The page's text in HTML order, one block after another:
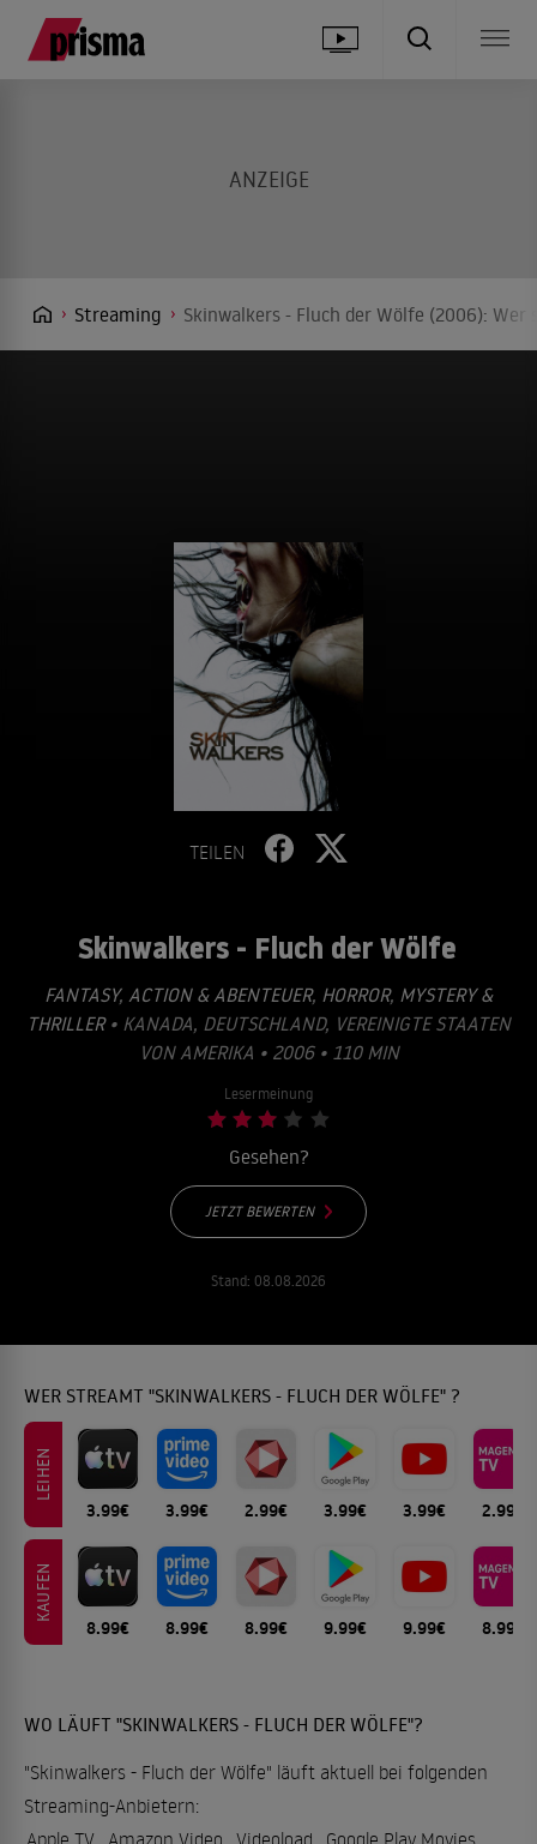
Streaming Skinwalkers - Fluch der Wölfe (2006):
TEILEN
Skinwalkers - Fluch der Wölfe
FANTASY, ACTION & ABENTEUER, HORROR, MYSTERY &
THRILLER• KANADA, DEUTSCHLAND, VEREINIGTE STAATEN
VON AMERIKA • 2006 • 110 MIN
Lesermeinung
Gesehen?
JETZT BEWERTEN
Stand: 08.08.2026
WER STREAMT "SKINWALKERS - FLUCH DER WÖLFE" ?
LEIHEN
3.99€ 3.99€ 2.99€ 3.99€ 3.99€ 2.99€
KAUFEN
8.99€ 8.99€ 8.99€ 9.99€ 9.99€ 8.99€
WO LÄUFT "SKINWALKERS - FLUCH DER WÖLFE"?
"Skinwalkers - Fluch der Wölfe" läuft aktuell bei folgenden
Streaming-Anbietern:
Apple TV, Amazon Video , Videoload , Google Play Movies,